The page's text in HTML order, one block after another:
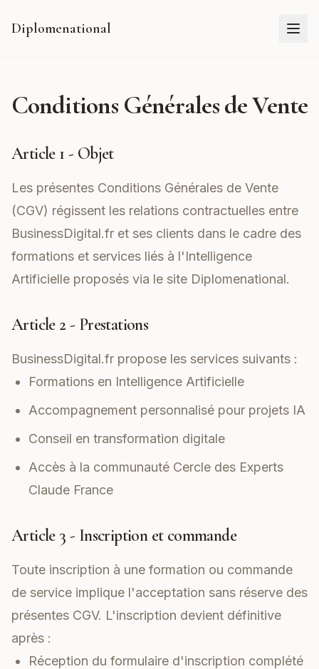
Diplomenational
Conditions Générales de Vente
Article 1 - Objet
Les présentes Conditions Générales de Vente
(CGV) régissent les relations contractuelles entre
BusinessDigital.fr et ses clients dans le cadre des
formations et services liés à l'Intelligence
Artificielle proposés via le site Diplomenational.
Article 2 - Prestations
BusinessDigital.fr propose les services suivants :
Formations en Intelligence Artificielle
Accompagnement personnalisé pour projets IA
Conseil en transformation digitale
Accès à la communauté Cercle des Experts
Claude France
Article 3 - Inscription et commande
Toute inscription à une formation ou commande
de service implique l'acceptation sans réserve des
présentes CGV. L'inscription devient définitive
après :
Réception du formulaire d'inscription complété